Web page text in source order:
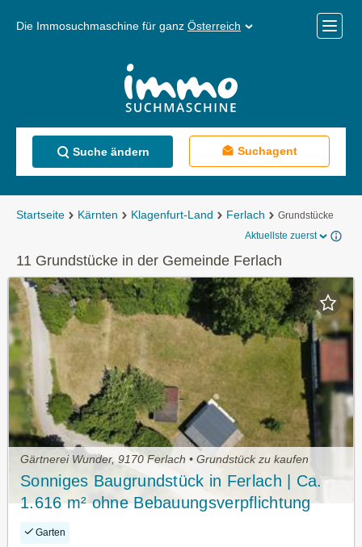
Die Immosuchmaschine für ganz Österreich
Menü
Suche ändern Suchagent
Startseite Kärnten Klagenfurt-Land Ferlach
Grundstücke
Aktuellste zuerst
11 Grundstücke in der Gemeinde Ferlach
Gärtnerei Wunder, 9170 Ferlach • Grundstück zu kaufen
Sonniges Baugrundstück in Ferlach | Ca.
1.616 m² ohne Bebauungsverpflichtung
Garten